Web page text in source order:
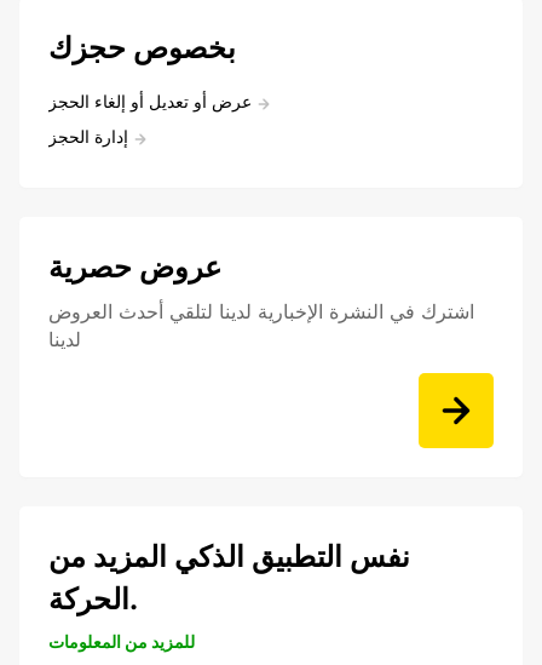
بخصوص حجزك
عرض أو تعديل أو إلغاء الحجز
إدارة الحجز
عروض حصرية
اشترك في النشرة الإخبارية لدينا لتلقي أحدث العروض
لدينا
نفس التطبيق الذكي المزيد من
الحركة.
للمزيد من المعلومات